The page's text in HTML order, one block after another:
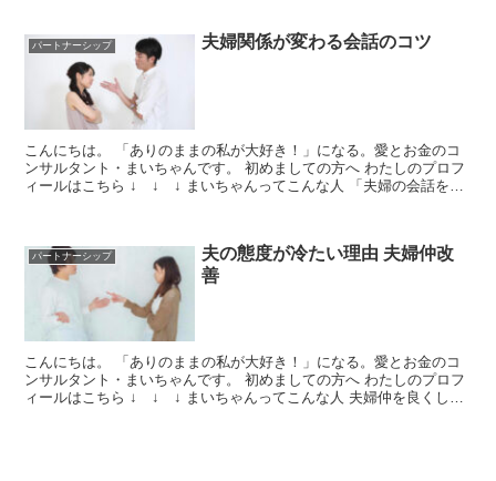
パートナーシップ 夫婦関係が変わる会話のコツ
こんにちは。 「ありのままの私が大好き！」になる。愛とお金のコ
ンサルタント・まいちゃんです。 初めましての方へ わたしのプロフ
ィールはこちら ↓ ↓ ↓ まいちゃんってこんな人 「夫婦の会話を大
パートナーシップ
夫の態度が冷たい理由 夫婦仲改
善
こんにちは。 「ありのままの私が大好き！」になる。愛とお金のコ
ンサルタント・まいちゃんです。 初めましての方へ わたしのプロフ
ィールはこちら ↓ ↓ ↓ まいちゃんってこんな人 夫婦仲を良くした